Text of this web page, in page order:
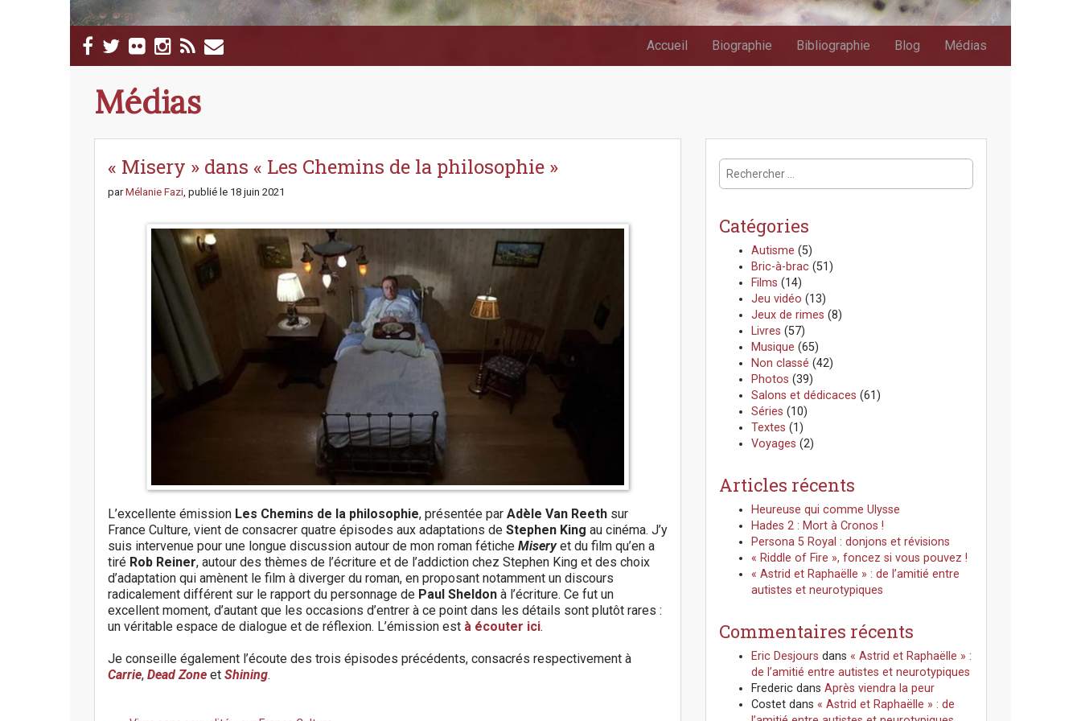
M
i
i
Accueil Biographie Bibliographie Blog Médias
Médias
« Misery » dans « Les Chemins de la philosophie »
parMélanie Fazi, publié le 18 juin 2021
L’excellente émission Les Chemins de la philosophie, présentée par Adèle Van Reeth sur
France Culture, vient de consacrer quatre épisodes aux adaptations de Stephen King au cinéma. J’y
suis intervenue pour une longue discussion autour de mon roman fétiche Miseryet du film qu’en a
tiré Rob Reiner, autour des thèmes de l’écriture et de l’addiction chez Stephen King et des choix
d’adaptation qui amènent le film à diverger du roman, en proposant notamment un discours
radicalement différent sur le rapport du personnage de Paul Sheldon à l’écriture. Ce fut un
excellent moment, d’autant que les occasions d’entrer à ce point dans les détails sont plutôt rares :
un véritable espace de dialogue et de réflexion. L’émission est à écouter ici.
Je conseille également l’écoute des trois épisodes précédents, consacrés respectivement à
Carrie, Dead Zone et Shining.
R
e
Catégories
Autisme (5)
Bric-à-brac (51)
Films (14)
Jeu vidéo (13)
Jeux de rimes (8)
Livres (57)
Musique (65)
Non classé (42)
Photos (39)
Salons et dédicaces (61)
Séries (10)
Textes (1)
Voyages (2)
Articles récents
Heureuse qui comme Ulysse
Hades 2 : Mort à Cronos !
Persona 5 Royal : donjons et révisions
« Riddle of Fire », foncez si vous pouvez !
« Astrid et Raphaëlle » : de l’amitié entre
autistes et neurotypiques
Commentaires récents
Eric Desjours dans « Astrid et Raphaëlle » :
de l’amitié entre autistes et neurotypiques
Frederic dans Après viendra la peur
Costet dans « Astrid et Raphaëlle » : de